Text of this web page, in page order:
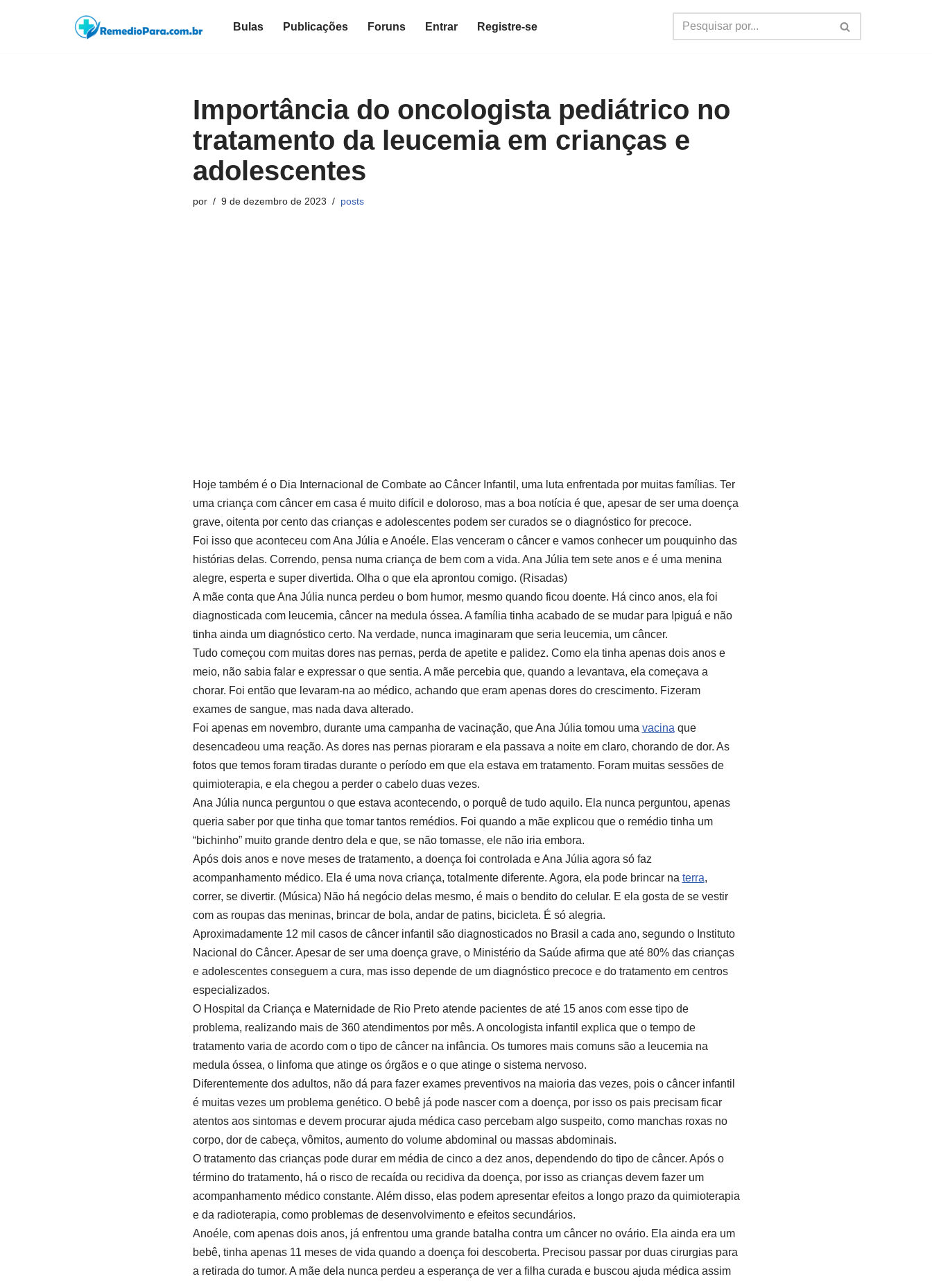
Bulas Publicações Foruns Entrar Registre-se
Importância do oncologista pediátrico no
tratamento da leucemia em crianças e
adolescentes
por 9 de dezembro de 2023 posts
Hoje também é o Dia Internacional de Combate ao Câncer Infantil, uma luta enfrentada por muitas famílias. Ter
uma criança com câncer em casa é muito difícil e doloroso, mas a boa notícia é que, apesar de ser uma doença
grave, oitenta por cento das crianças e adolescentes podem ser curados se o diagnóstico for precoce.
Foi isso que aconteceu com Ana Júlia e Anoéle. Elas venceram o câncer e vamos conhecer um pouquinho das
histórias delas. Correndo, pensa numa criança de bem com a vida. Ana Júlia tem sete anos e é uma menina
alegre, esperta e super divertida. Olha o que ela aprontou comigo. (Risadas)
A mãe conta que Ana Júlia nunca perdeu o bom humor, mesmo quando ficou doente. Há cinco anos, ela foi
diagnosticada com leucemia, câncer na medula óssea. A família tinha acabado de se mudar para Ipiguá e não
tinha ainda um diagnóstico certo. Na verdade, nunca imaginaram que seria leucemia, um câncer.
Tudo começou com muitas dores nas pernas, perda de apetite e palidez. Como ela tinha apenas dois anos e
meio, não sabia falar e expressar o que sentia. A mãe percebia que, quando a levantava, ela começava a
chorar. Foi então que levaram-na ao médico, achando que eram apenas dores do crescimento. Fizeram
exames de sangue, mas nada dava alterado.
Foi apenas em novembro, durante uma campanha de vacinação, que Ana Júlia tomou uma vacina que
desencadeou uma reação. As dores nas pernas pioraram e ela passava a noite em claro, chorando de dor. As
fotos que temos foram tiradas durante o período em que ela estava em tratamento. Foram muitas sessões de
quimioterapia, e ela chegou a perder o cabelo duas vezes.
Ana Júlia nunca perguntou o que estava acontecendo, o porquê de tudo aquilo. Ela nunca perguntou, apenas
queria saber por que tinha que tomar tantos remédios. Foi quando a mãe explicou que o remédio tinha um
“bichinho” muito grande dentro dela e que, se não tomasse, ele não iria embora.
Após dois anos e nove meses de tratamento, a doença foi controlada e Ana Júlia agora só faz
acompanhamento médico. Ela é uma nova criança, totalmente diferente. Agora, ela pode brincar na terra,
correr, se divertir. (Música) Não há negócio delas mesmo, é mais o bendito do celular. E ela gosta de se vestir
com as roupas das meninas, brincar de bola, andar de patins, bicicleta. É só alegria.
Aproximadamente 12 mil casos de câncer infantil são diagnosticados no Brasil a cada ano, segundo o Instituto
Nacional do Câncer. Apesar de ser uma doença grave, o Ministério da Saúde afirma que até 80% das crianças
e adolescentes conseguem a cura, mas isso depende de um diagnóstico precoce e do tratamento em centros
especializados.
O Hospital da Criança e Maternidade de Rio Preto atende pacientes de até 15 anos com esse tipo de
problema, realizando mais de 360 atendimentos por mês. A oncologista infantil explica que o tempo de
tratamento varia de acordo com o tipo de câncer na infância. Os tumores mais comuns são a leucemia na
medula óssea, o linfoma que atinge os órgãos e o que atinge o sistema nervoso.
Diferentemente dos adultos, não dá para fazer exames preventivos na maioria das vezes, pois o câncer infantil
é muitas vezes um problema genético. O bebê já pode nascer com a doença, por isso os pais precisam ficar
atentos aos sintomas e devem procurar ajuda médica caso percebam algo suspeito, como manchas roxas no
corpo, dor de cabeça, vômitos, aumento do volume abdominal ou massas abdominais.
O tratamento das crianças pode durar em média de cinco a dez anos, dependendo do tipo de câncer. Após o
término do tratamento, há o risco de recaída ou recidiva da doença, por isso as crianças devem fazer um
acompanhamento médico constante. Além disso, elas podem apresentar efeitos a longo prazo da quimioterapia
e da radioterapia, como problemas de desenvolvimento e efeitos secundários.
Anoéle, com apenas dois anos, já enfrentou uma grande batalha contra um câncer no ovário. Ela ainda era um
bebê, tinha apenas 11 meses de vida quando a doença foi descoberta. Precisou passar por duas cirurgias para
a retirada do tumor. A mãe dela nunca perdeu a esperança de ver a filha curada e buscou ajuda médica assim